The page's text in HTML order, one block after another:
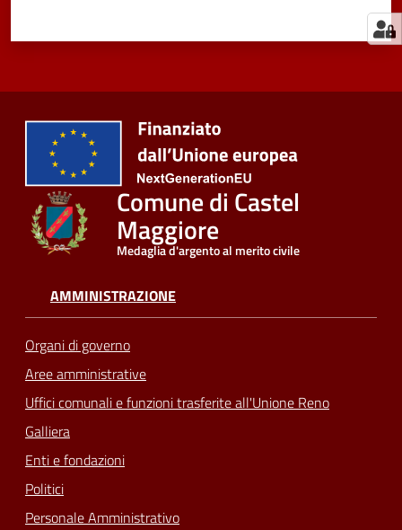
Comune di Castel
Maggiore
Medaglia d'argento al merito civile
AMMINISTRAZIONE
Organi di governo
Aree amministrative
Uffici comunali e funzioni trasferite all'Unione Reno
Galliera
Enti e fondazioni
Politici
Personale Amministrativo